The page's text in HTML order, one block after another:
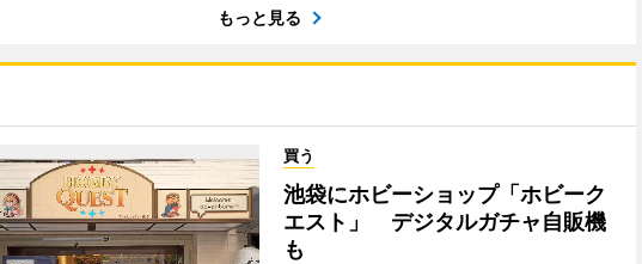
もっと見る
買う
池袋にホビーショップ「ホビーク
エスト」 デジタルガチャ自販機
も